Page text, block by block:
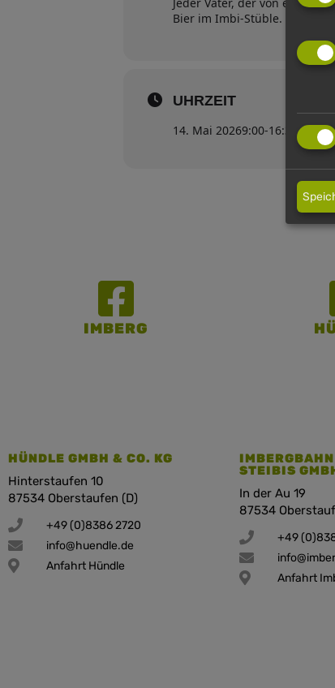
Bier im Imbi-Stüble.
UHRZEIT
14. Mai 20269:00-16:30
IMBERG
HÜNDLE GMBH & CO. KG
Hinterstaufen 10
87534 Oberstaufen (D)
+49 (0)8386 2720
info@huendle.de
Anfahrt Hündle
STEIBIS
In der Au 19
87534
+49
Anfahrt